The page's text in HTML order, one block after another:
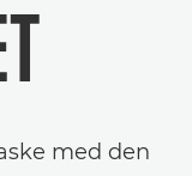
med den